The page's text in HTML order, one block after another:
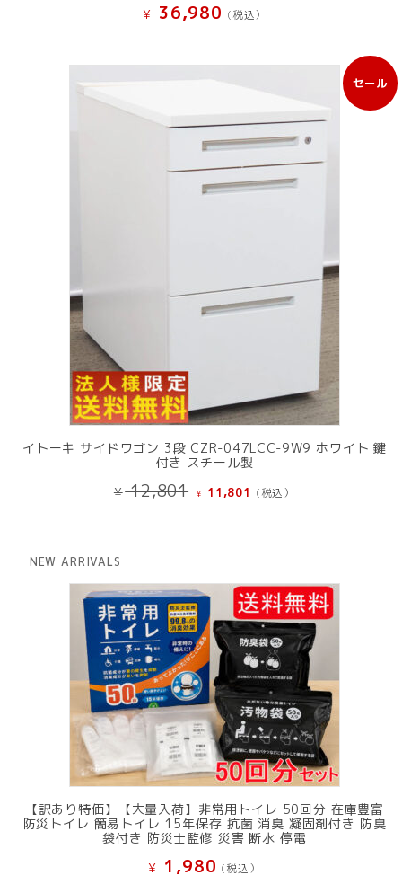
¥ 36,980 (税込）
セール
販
売
イトーキ サイドワゴン 3段 CZR-047LCC-9W9 ホワイト 鍵
付き スチール製
¥12,801
元
で
し
た。
¥ 11,801 現
¥ 11,801
で
す。
(税込）
NEW ARRIVALS
【訳あり特価】【大量入荷】非常用トイレ 50回分 在庫豊富
防災トイレ 簡易トイレ 15年保存 抗菌 消臭 凝固剤付き 防臭
袋付き 防災士監修 災害 断水 停電
¥ 1,980 (税込）